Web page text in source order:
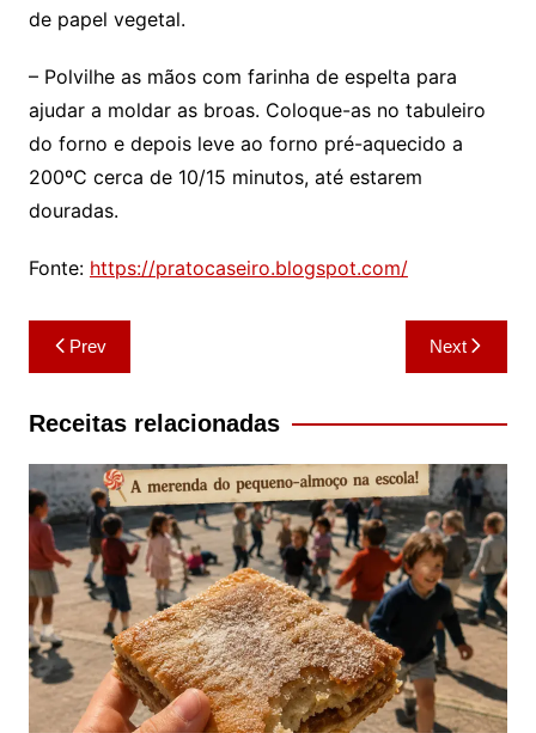
de papel vegetal.
– Polvilhe as mãos com farinha de espelta para
ajudar a moldar as broas. Coloque-as no tabuleiro
do forno e depois leve ao forno pré-aquecido a
200ºC cerca de 10/15 minutos, até estarem
douradas.
Fonte: https://pratocaseiro.blogspot.com/
Navegação
de
artigos
Prev Next
Receitas relacionadas